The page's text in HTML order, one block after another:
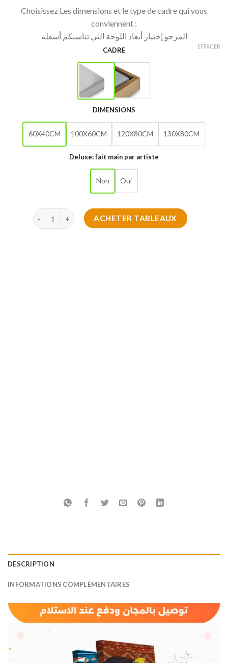
Choisissez Les dimensions et le type de cadre qui vous
conviennent :
المرجو إختيار أبعاد اللوحة التي تناسبكم أسفله
CADRE
DIMENSIONS
60X40CM 100X60CM 120X80CM 130X80CM
Deluxe: fait main par artiste
Non Oui
EFFACER
quantité de Fleur de Nuit 2025
ACHETER TABLEAUX
DESCRIPTION
INFORMATIONS COMPLÉMENTAIRES